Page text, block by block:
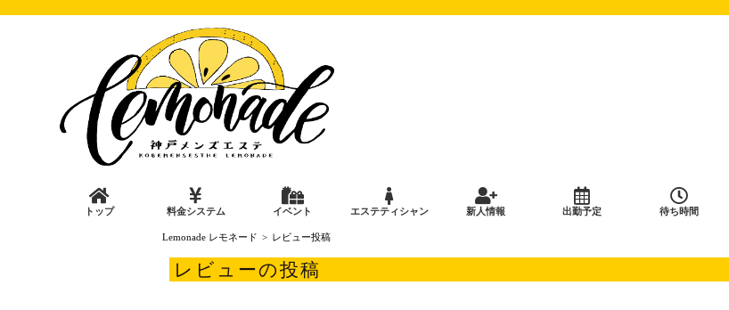
トップ 料金システム イベント エステティシャン 新人情報 出勤予定 待ち時間
Lemonade レモネード レビュー投稿
レビューの投稿